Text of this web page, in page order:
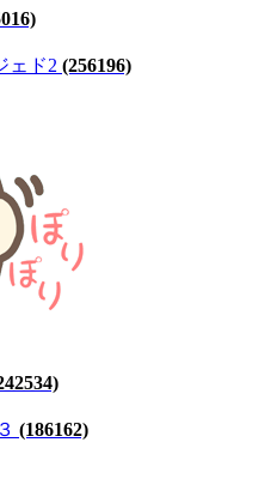
ェド2 (256196)
(186162)